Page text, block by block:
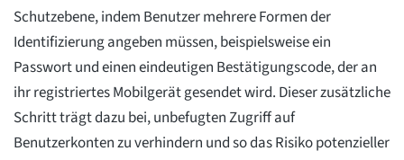
Schutzebene, indem Benutzer mehrere Formen der
Identifizierung angeben müssen, beispielsweise ein
Passwort und einen eindeutigen Bestätigungscode, der an
ihr registriertes Mobilgerät gesendet wird. Dieser zusätzliche
Schritt trägt dazu bei, unbefugten Zugriff auf
Benutzerkonten zu verhindern und so das Risiko potenzieller